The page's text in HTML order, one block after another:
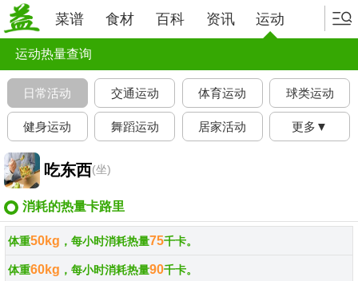
菜谱 食材 百科 资讯 运动
运动热量查询
日常活动 交通运动 体育运动 球类运动
健身运动 舞蹈运动 居家活动 更多▼
吃东西(坐)
消耗的热量卡路里
体重50kg ，每小时消耗热量75千卡。
体重60kg ，每小时消耗热量90千卡。